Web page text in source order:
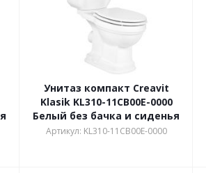
Унитаз компакт Creavit
Klasik KL310-11CB00E-0000
Белый без бачка и сиденья
Артикул: KL310-11CB00E-0000